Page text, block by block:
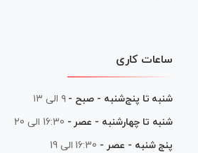
ساعات کاری
شنبه تا پنج‌شنبه - صبح - ۹ الی ۱۳
شنبه تا چهارشنبه - عصر - 16:30 الی 20
پنج شنبه - عصر - 16:30 الی 19